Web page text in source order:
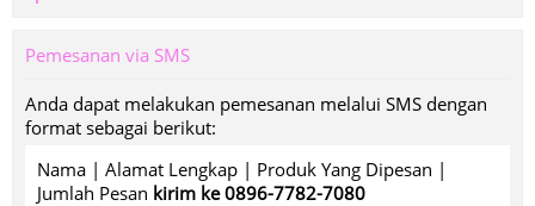
Pemesanan via SMS
Anda dapat melakukan pemesanan melalui SMS dengan
format sebagai berikut:
Nama | Alamat Lengkap | Produk Yang Dipesan |
Jumlah Pesan kirim ke 0896-7782-7080